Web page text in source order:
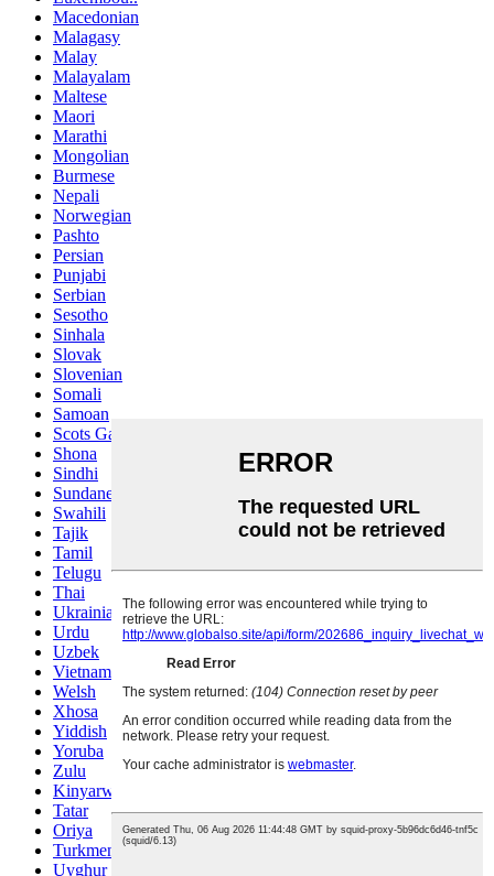
Macedonian
Malagasy
Malay
Malayalam
Maltese
Maori
Marathi
Mongolian
Burmese
Nepali
Norwegian
Pashto
Persian
Punjabi
Serbian
Sesotho
Sinhala
Slovak
Slovenian
Somali
Samoan
Scots Gaelic
Shona
Sindhi
Sundanese
Swahili
Tajik
Tamil
Telugu
Thai
Ukrainian
Urdu
Uzbek
Vietnamese
Welsh
Xhosa
Yiddish
Yoruba
Zulu
Kinyarwanda
Tatar
Oriya
Turkmen
Uyghur